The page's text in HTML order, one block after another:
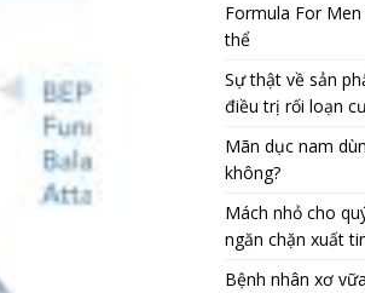
Formula For
thể
Sự thật về sản
điều trị rối loạn
Mãn dục nam
không?
Mách nhỏ cho
ngăn chặn xuất
Bệnh nhân xơ